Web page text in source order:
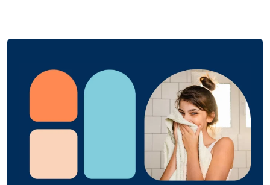
también de estilo rústico o vintage.
Seleccionar estanterías de
baño de diseño
estanterías de baño de diseño
? La
primera característica es su doble función básica.